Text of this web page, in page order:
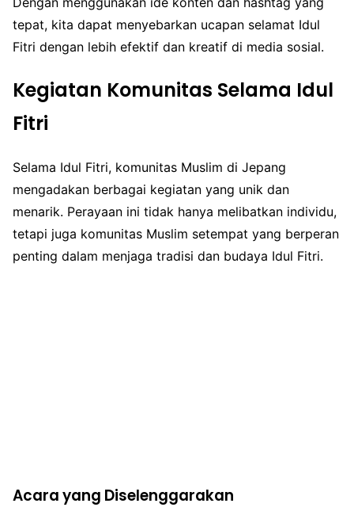
tepat, kita dapat menyebarkan ucapan selamat Idul
Fitri dengan lebih efektif dan kreatif di media sosial.
Kegiatan Komunitas Selama Idul
Fitri
Selama Idul Fitri, komunitas Muslim di Jepang
mengadakan berbagai kegiatan yang unik dan
menarik. Perayaan ini tidak hanya melibatkan individu,
tetapi juga komunitas Muslim setempat yang berperan
penting dalam menjaga tradisi dan budaya Idul Fitri.
Acara yang Diselenggarakan